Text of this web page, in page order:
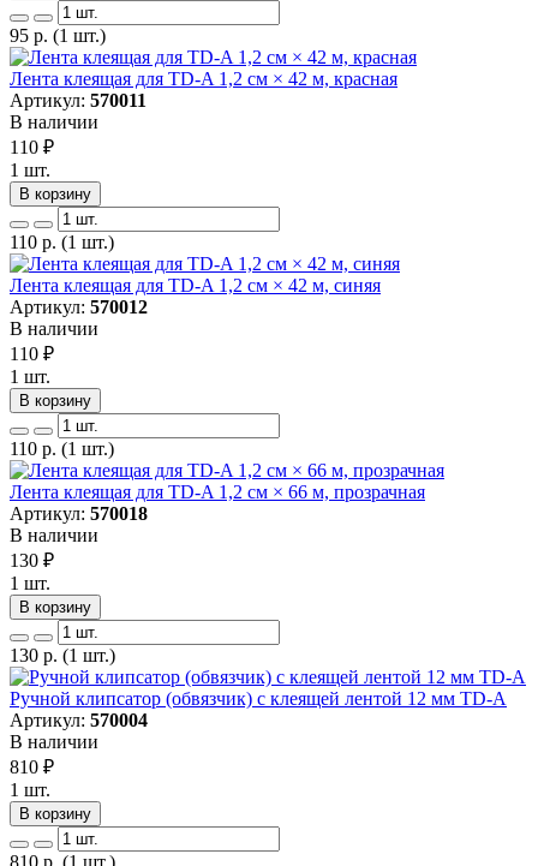
95 р. (1 шт.)
Лента клеящая для TD-A 1,2 см × 42 м, красная
Артикул: 570011
В наличии
110 ₽
1 шт.
В корзину
110 р. (1 шт.)
Лента клеящая для TD-A 1,2 см × 42 м, синяя
Артикул: 570012
В наличии
110 ₽
1 шт.
В корзину
110 р. (1 шт.)
Лента клеящая для TD-A 1,2 см × 66 м, прозрачная
Артикул: 570018
В наличии
130 ₽
1 шт.
В корзину
130 р. (1 шт.)
Ручной клипсатор (обвязчик) с клеящей лентой 12 мм TD-A
Артикул: 570004
В наличии
810 ₽
1 шт.
В корзину
810 р. (1 шт.)